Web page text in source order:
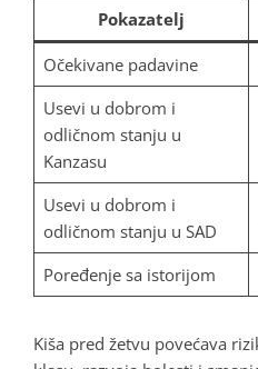
Pokazatelj
Očekivane padavine
Usevi u dobrom i
odličnom stanju u
Kanzasu
Usevi u dobrom i
odličnom stanju u SAD
Poređenje sa istorijom
Kiša pred žetvu povećava